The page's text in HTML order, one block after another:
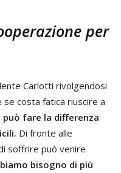
per
Carlotti rivolgendosi
se costa fatica riuscire a
fare la differenza
Di fronte alle
soffrire può venire
bisogno di più